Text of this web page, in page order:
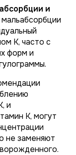
и
К, часто с
форм и
и
К, могут
не заменяют